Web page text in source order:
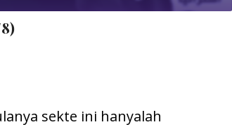
sekte ini hanyalah